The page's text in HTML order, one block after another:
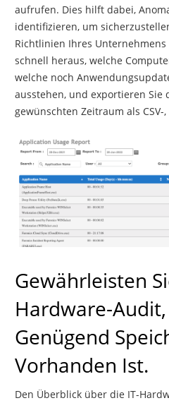
aufrufen. Dies hilft dabei,
identifizieren, um
Richtlinien Ihres
schnell heraus, welche
welche noch
ausstehen, und exportieren Sie
gewünschten Zeitraum als CSV-,
Gewährleisten
Hardware-Audit,
Genügend
Vorhanden Ist.
Den Überblick über die IT-